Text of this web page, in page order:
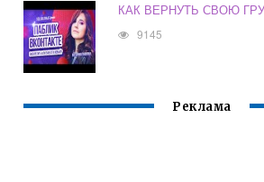
КАК ВЕРНУТЬ СВОЮ
9145
Реклама